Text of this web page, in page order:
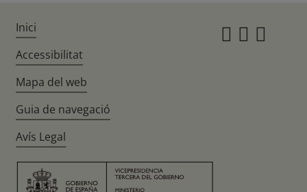
Inici
Accessibilitat
Mapa del web
Guia de navegació
Avís Legal